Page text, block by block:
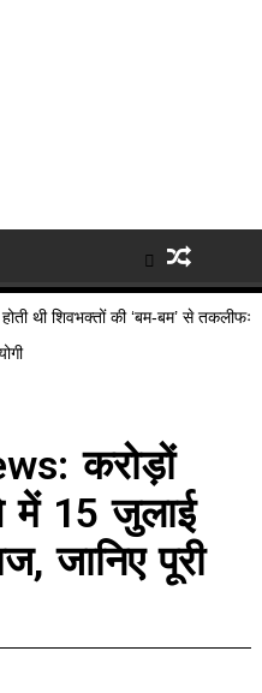
थी शिवभक्तों की ‘बम-बम’ से तकलीफः
करोड़ों
में 15 जुलाई
जानिए पूरी